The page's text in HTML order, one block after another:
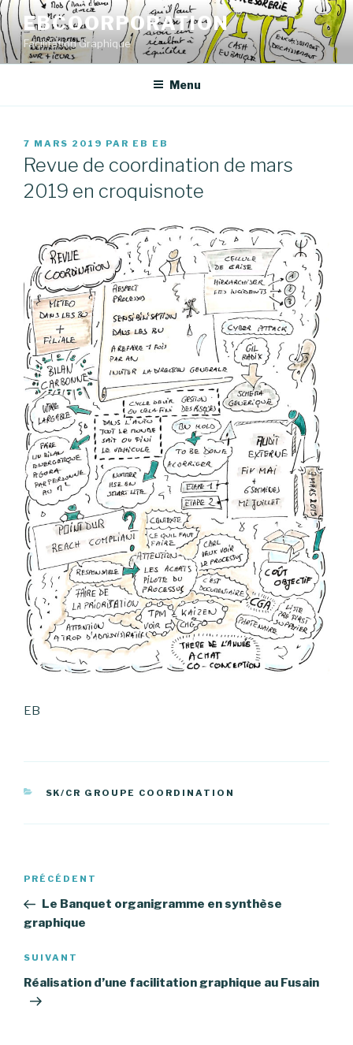
Aller
au
contenu
principal
EBCOORPORATION
Facilitation Graphique
Menu
PUBLIÉ
LE
7 MARS 2019 PAR EB EB
Revue de coordination de mars
2019 en croquisnote
EB
CATÉGORIES
SK/CR GROUPE COORDINATION
Navigation
l’article
Article
précédent
PRÉCÉDENT
Le Banquet organigramme en synthèse
graphique
Article
suivant
SUIVANT
Réalisation d’une facilitation graphique au Fusain